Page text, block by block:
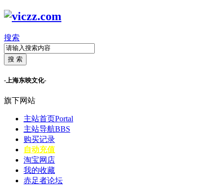
搜索
搜 索
-上海东映文化-
旗下网站
主站首页Portal
主站导航BBS
购买记录
自动充值
淘宝网店
我的收藏
赤足者论坛